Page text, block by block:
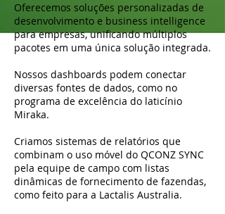
Oferecemos soluções personalizadas de
desenvolvimento e business intelligence
para empresas, unificando múltiplos
pacotes em uma única solução integrada.
Nossos dashboards podem conectar
diversas fontes de dados, como no
programa de excelência do laticínio
Miraka.
Criamos sistemas de relatórios que
combinam o uso móvel do QCONZ SYNC
pela equipe de campo com listas
dinâmicas de fornecimento de fazendas,
como feito para a Lactalis Australia.